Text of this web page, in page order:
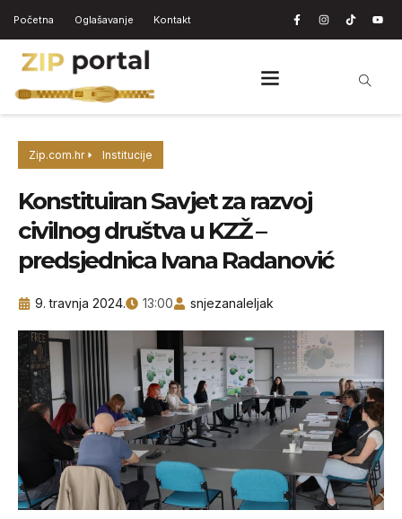
Početna Oglašavanje Kontakt
Zip.com.hr Institucije
Konstituiran Savjet za razvoj
civilnog društva u KZŽ –
predsjednica Ivana Radanović
9. travnja 2024. 13:00 snjezanaleljak